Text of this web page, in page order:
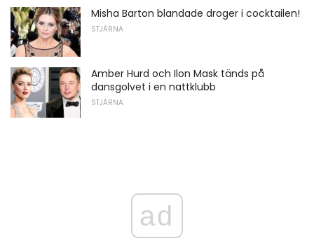
Misha Barton blandade droger i cocktailen!
STJÄRNA
Amber Hurd och Ilon Mask tänds på
dansgolvet i en nattklubb
STJÄRNA
ad